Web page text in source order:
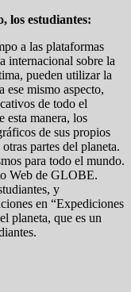
los estudiantes:
a las plataformas
internacional sobre la
pueden utilizar la
ese mismo aspecto,
de todo el
manera, los
de sus propios
partes del planeta.
para todo el mundo.
Web de GLOBE.
y
en “Expediciones
planeta, que es un